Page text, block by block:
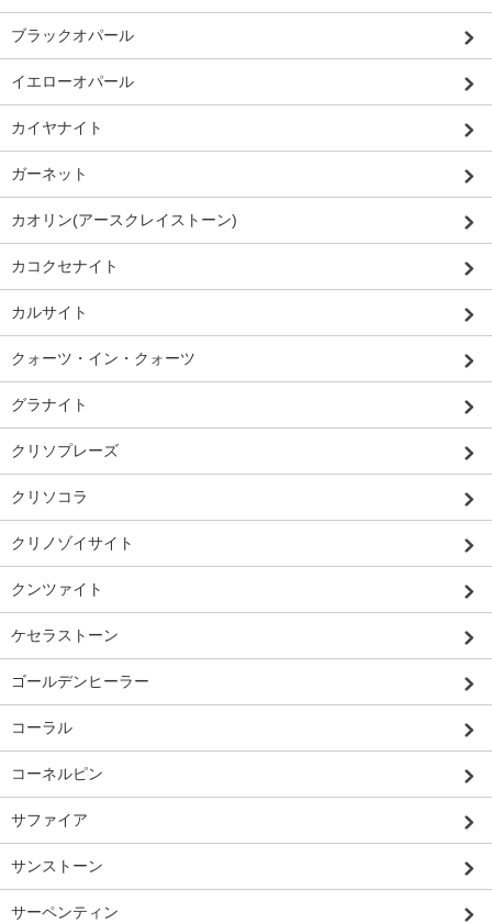
ブラックオパール
イエローオパール
カイヤナイト
ガーネット
カオリン(アースクレイストーン)
カコクセナイト
カルサイト
クォーツ・イン・クォーツ
グラナイト
クリソプレーズ
クリソコラ
クリノゾイサイト
クンツァイト
ケセラストーン
ゴールデンヒーラー
コーラル
コーネルピン
サファイア
サンストーン
サーペンティン